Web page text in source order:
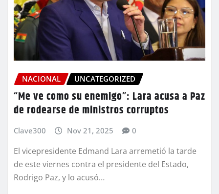
NACIONAL UNCATEGORIZED
“Me ve como su enemigo”: Lara acusa a Paz
de rodearse de ministros corruptos
Clave300 Nov 21, 2025 0
El vicepresidente Edmand Lara arremetió la tarde
de este viernes contra el presidente del Estado,
Rodrigo Paz, y lo acusó…